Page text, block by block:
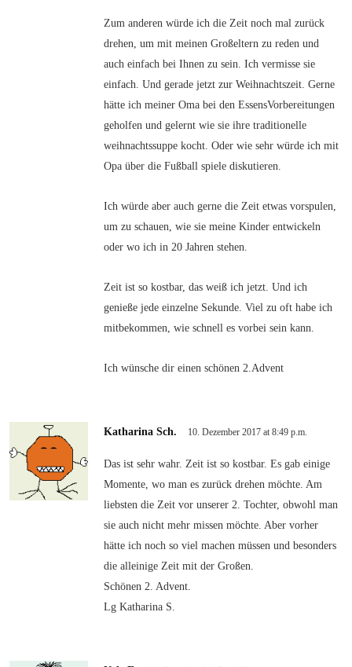
Zum anderen würde ich die Zeit noch mal zurück
drehen, um mit meinen Großeltern zu reden und
auch einfach bei Ihnen zu sein. Ich vermisse sie
einfach. Und gerade jetzt zur Weihnachtszeit. Gerne
hätte ich meiner Oma bei den EssensVorbereitungen
geholfen und gelernt wie sie ihre traditionelle
weihnachtssuppe kocht. Oder wie sehr würde ich mit
Opa über die Fußball spiele diskutieren.
Ich würde aber auch gerne die Zeit etwas vorspulen,
um zu schauen, wie sie meine Kinder entwickeln
oder wo ich in 20 Jahren stehen.
Zeit ist so kostbar, das weiß ich jetzt. Und ich
genieße jede einzelne Sekunde. Viel zu oft habe ich
mitbekommen, wie schnell es vorbei sein kann.
Ich wünsche dir einen schönen 2.Advent
Katharina Sch. 10. Dezember 2017 at 8:49 p.m.
Das ist sehr wahr. Zeit ist so kostbar. Es gab einige
Momente, wo man es zurück drehen möchte. Am
liebsten die Zeit vor unserer 2. Tochter, obwohl man
sie auch nicht mehr missen möchte. Aber vorher
hätte ich noch so viel machen müssen und besonders
die alleinige Zeit mit der Großen.
Schönen 2. Advent.
Lg Katharina S.